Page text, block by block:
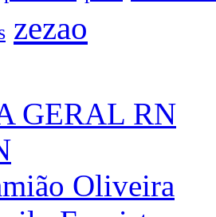
zezao
GERAL RN
Oliveira